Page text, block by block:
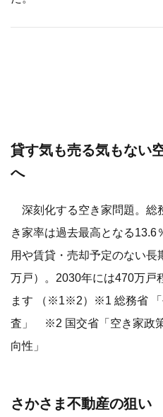
貸す気も売る気もない
へ
深刻化する空き家問題。総
き家率は過去最高となる13.6
用や賃貸・売却予定のない
万戸）。2030年には470万戸
ます （※1※2）※1 総務省 「
査」 ※2 国交省「空き家政
向性」
さかさま不動産の狙い